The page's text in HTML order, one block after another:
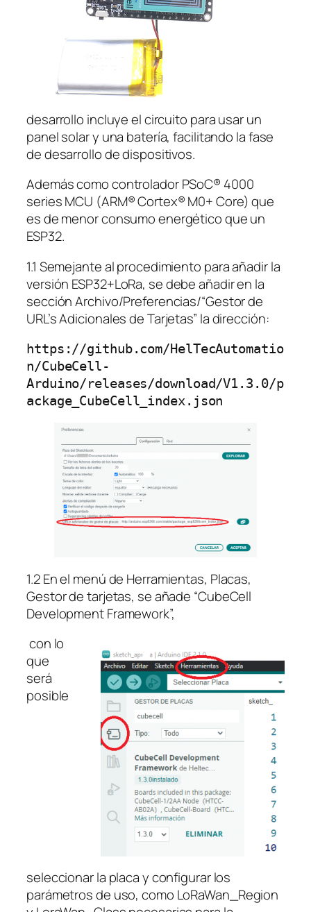
desarrollo incluye el circuito para usar un
panel solar y una batería, facilitando la fase
de desarrollo de dispositivos.
Además como controlador PSoC® 4000
series MCU (ARM® Cortex® M0+ Core) que
es de menor consumo energético que un
ESP32.
1.1 Semejante al procedimiento para añadir la
versión ESP32+LoRa, se debe añadir en la
sección Archivo/Preferencias/“Gestor de
URL’s Adicionales de Tarjetas” la dirección:
https://github.com/HelTecAutomatio
n/CubeCell-
Arduino/releases/download/V1.3.0/p
ackage_CubeCell_index.json
1.2 En el menú de Herramientas, Placas,
Gestor de tarjetas, se añade “CubeCell
Development Framework”,
con lo
que
será
posible
seleccionar la placa y configurar los
parámetros de uso, como LoRaWan_Region